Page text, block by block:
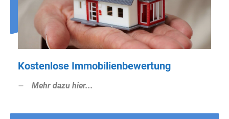
Kostenlose Immobilienbewertung
Mehr dazu hier...